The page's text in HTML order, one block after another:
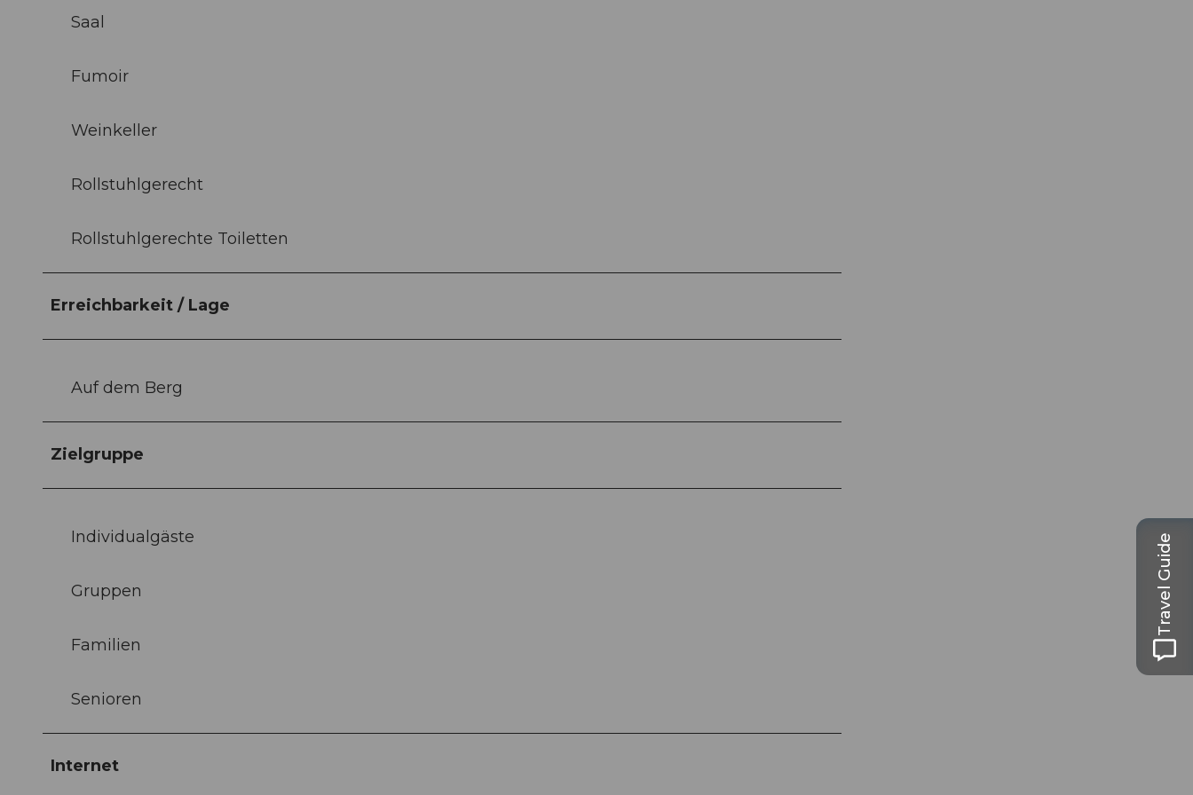
Saal
Fumoir
Weinkeller
Rollstuhlgerecht
Rollstuhlgerechte Toiletten
Erreichbarkeit / Lage
Auf dem Berg
Zielgruppe
Individualgäste
Gruppen
Familien
Senioren
Internet
Travel Guide